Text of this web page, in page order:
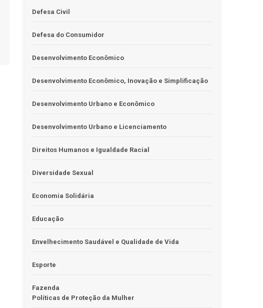
Defesa Civil
Defesa do Consumidor
Desenvolvimento Econômico
Desenvolvimento Econômico, Inovação e Simplificação
Desenvolvimento Urbano e Econômico
Desenvolvimento Urbano e Licenciamento
Direitos Humanos e Igualdade Racial
Diversidade Sexual
Economia Solidária
Educação
Envelhecimento Saudável e Qualidade de Vida
Esporte
Fazenda
Políticas de Proteção da Mulher